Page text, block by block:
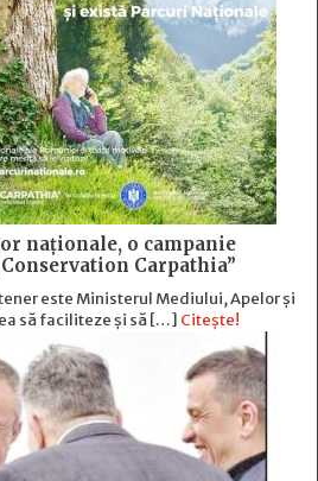
naționale, o campanie
Carpathia”
este Ministerul Mediului, Apelor și
să faciliteze și să […] Citește!